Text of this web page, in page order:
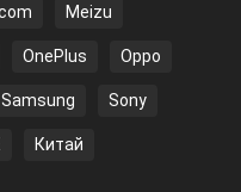
Meizu
OnePlus Oppo
Samsung Sony
Китай